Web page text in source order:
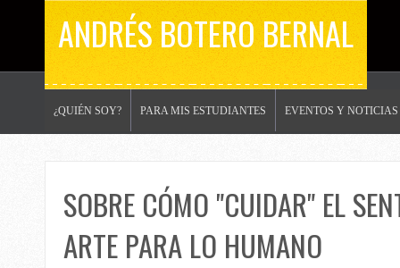
ANDRÉS BOTERO BERNAL
¿QUIÉN SOY? PARA MIS ESTUDIANTES EVENTOS Y NOTICIAS
SOBRE CÓMO "CUIDAR" EL
ARTE PARA LO HUMANO